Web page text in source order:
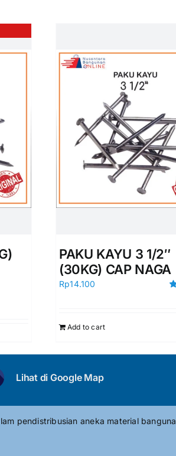
PAKU KAYU 3 1/2″
(30KG) CAP NAGA
Rp14.100
Add to cart
Lihat di Google Map
pendistribusian aneka material